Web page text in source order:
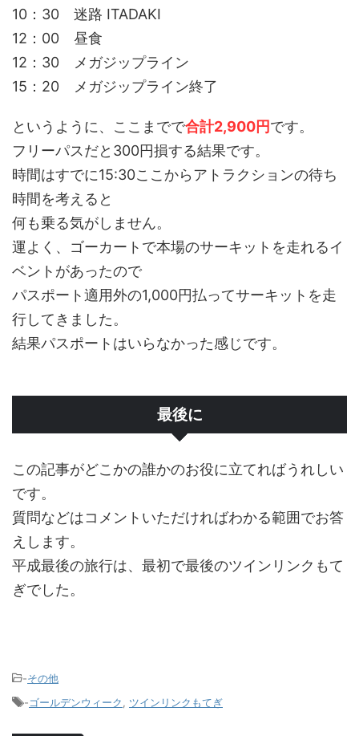
10：30 迷路 ITADAKI
12：00 昼食
12：30 メガジップライン
15：20 メガジップライン終了
というように、ここまでで合計2,900円です。
フリーパスだと300円損する結果です。
時間はすでに15:30ここからアトラクションの待ち
時間を考えると
何も乗る気がしません。
運よく、ゴーカートで本場のサーキットを走れるイ
ベントがあったので
パスポート適用外の1,000円払ってサーキットを走
行してきました。
結果パスポートはいらなかった感じです。
最後に
この記事がどこかの誰かのお役に立てればうれしい
です。
質問などはコメントいただければわかる範囲でお答
えします。
平成最後の旅行は、最初で最後のツインリンクもて
ぎでした。
-その他
-ゴールデンウィーク ツインリンクもてぎ